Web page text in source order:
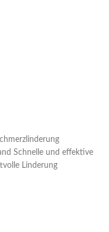
Schnelle und effektive
Linderung